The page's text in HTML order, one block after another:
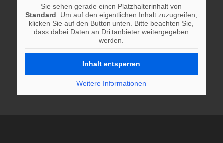
Sie sehen gerade einen Platzhalterinhalt von
Standard . Um auf den eigentlichen Inhalt zuzugreifen,
klicken Sie auf den Button unten. Bitte beachten Sie,
dass dabei Daten an Drittanbieter weitergegeben
werden.
Inhalt entsperren
Weitere Informationen